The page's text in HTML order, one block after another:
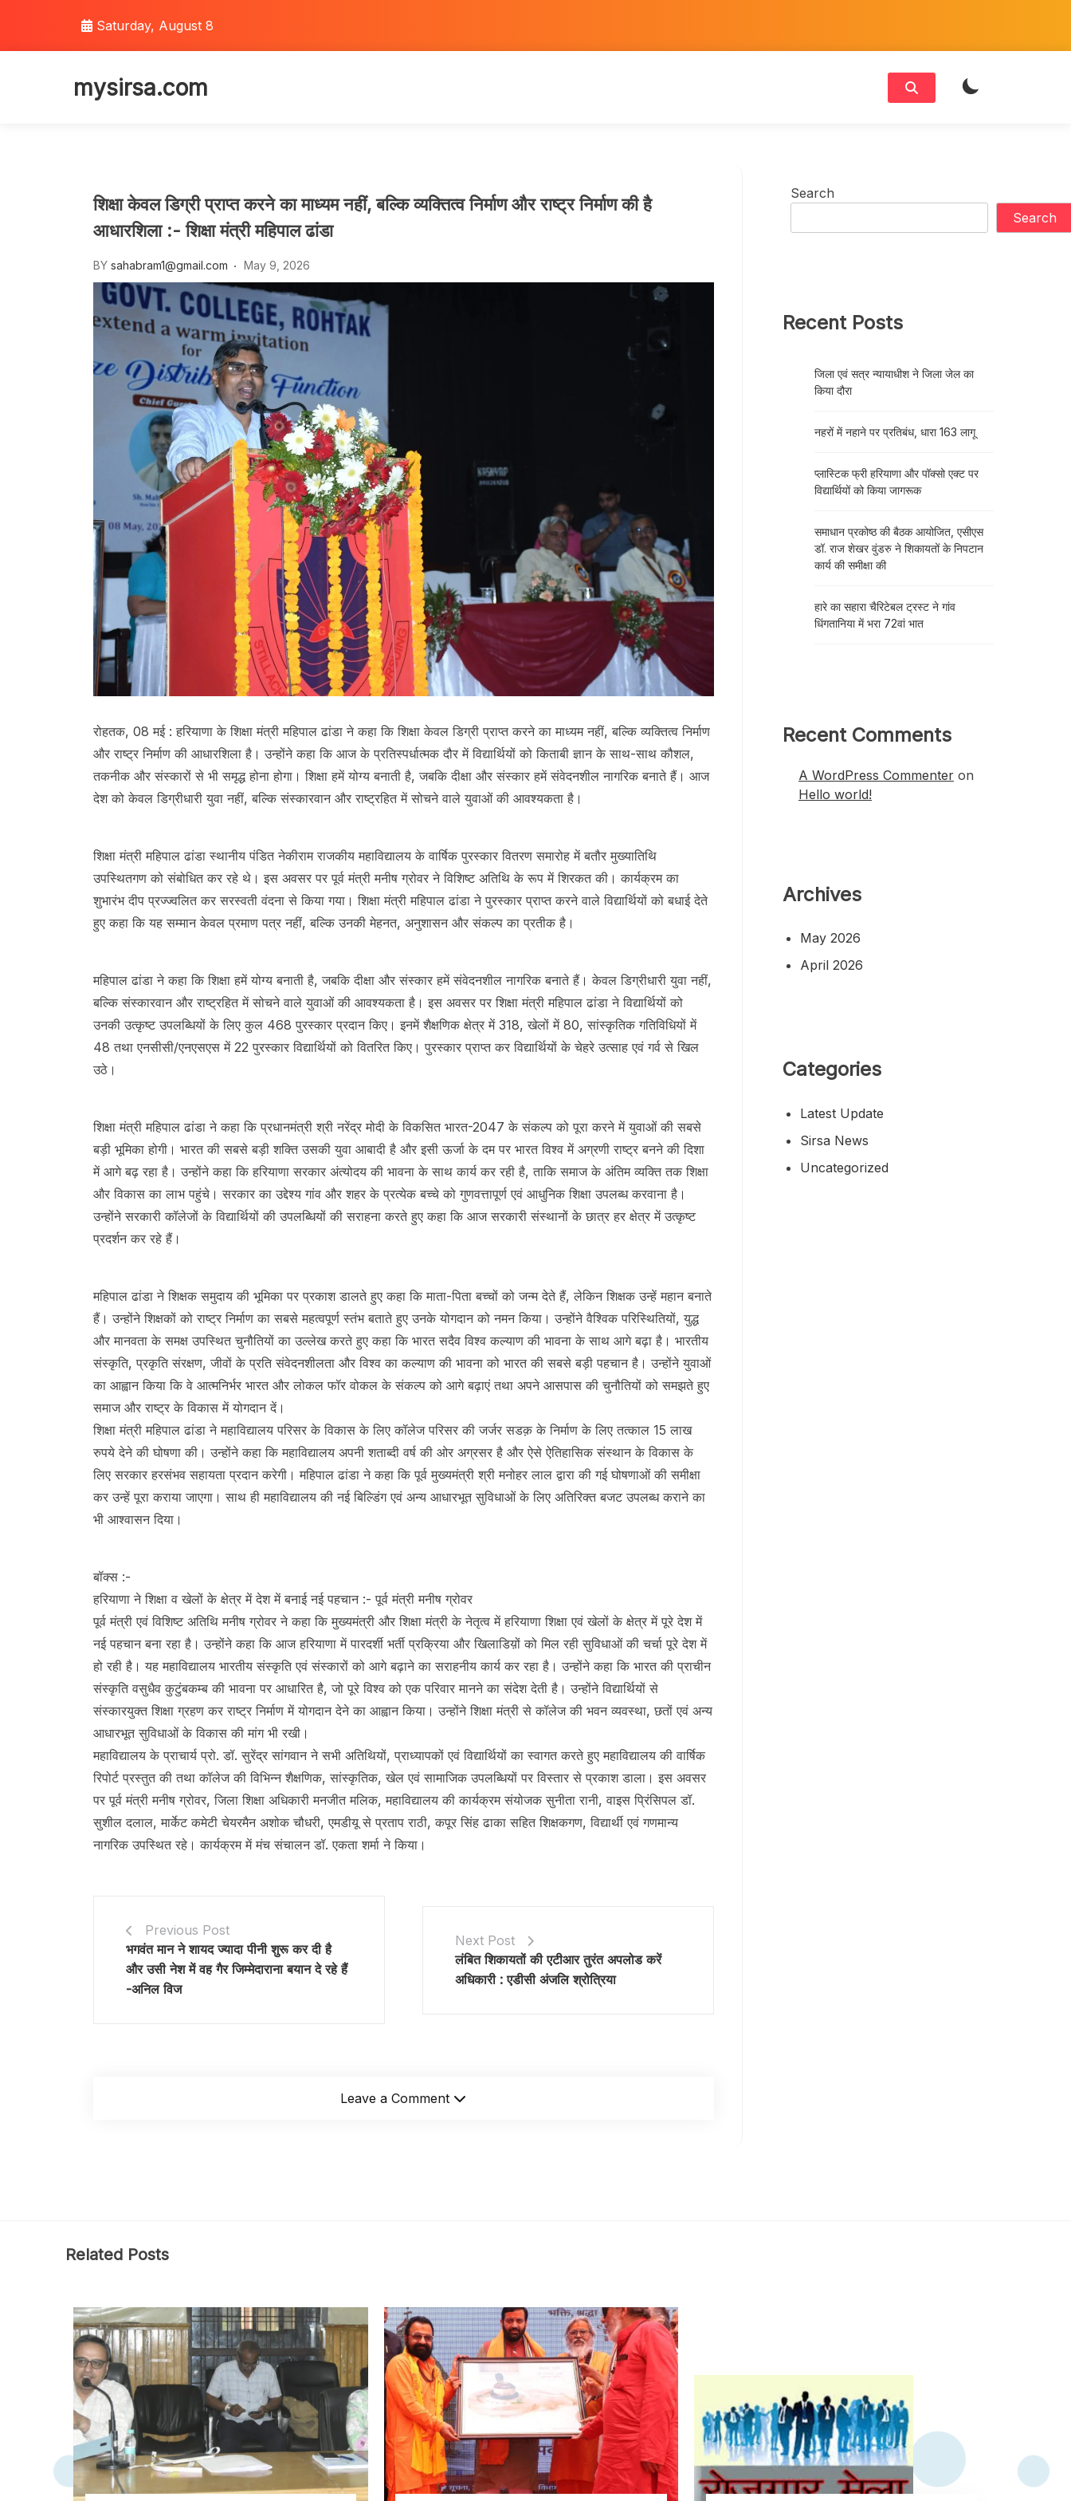
content
Saturday, August 8
mysirsa.com
शिक्षा केवल डिग्री प्राप्त करने का माध्यम नहीं, बल्कि व्यक्तित्व निर्माण और राष्ट्र निर्माण की है
आधारशिला :- शिक्षा मंत्री महिपाल ढांडा
BY sahabram1@gmail.com May 9, 2026
रोहतक, 08 मई : हरियाणा के शिक्षा मंत्री महिपाल ढांडा ने कहा कि शिक्षा केवल डिग्री प्राप्त करने का माध्यम नहीं, बल्कि व्यक्तित्व निर्माण
और राष्ट्र निर्माण की आधारशिला है। उन्होंने कहा कि आज के प्रतिस्पर्धात्मक दौर में विद्यार्थियों को किताबी ज्ञान के साथ-साथ कौशल,
तकनीक और संस्कारों से भी समृद्ध होना होगा। शिक्षा हमें योग्य बनाती है, जबकि दीक्षा और संस्कार हमें संवेदनशील नागरिक बनाते हैं। आज
देश को केवल डिग्रीधारी युवा नहीं, बल्कि संस्कारवान और राष्ट्रहित में सोचने वाले युवाओं की आवश्यकता है।
शिक्षा मंत्री महिपाल ढांडा स्थानीय पंडित नेकीराम राजकीय महाविद्यालय के वार्षिक पुरस्कार वितरण समारोह में बतौर मुख्यातिथि
उपस्थितगण को संबोधित कर रहे थे। इस अवसर पर पूर्व मंत्री मनीष ग्रोवर ने विशिष्ट अतिथि के रूप में शिरकत की। कार्यक्रम का
शुभारंभ दीप प्रज्ज्वलित कर सरस्वती वंदना से किया गया। शिक्षा मंत्री महिपाल ढांडा ने पुरस्कार प्राप्त करने वाले विद्यार्थियों को बधाई देते
हुए कहा कि यह सम्मान केवल प्रमाण पत्र नहीं, बल्कि उनकी मेहनत, अनुशासन और संकल्प का प्रतीक है।
महिपाल ढांडा ने कहा कि शिक्षा हमें योग्य बनाती है, जबकि दीक्षा और संस्कार हमें संवेदनशील नागरिक बनाते हैं। केवल डिग्रीधारी युवा नहीं,
बल्कि संस्कारवान और राष्ट्रहित में सोचने वाले युवाओं की आवश्यकता है। इस अवसर पर शिक्षा मंत्री महिपाल ढांडा ने विद्यार्थियों को
उनकी उत्कृष्ट उपलब्धियों के लिए कुल 468 पुरस्कार प्रदान किए। इनमें शैक्षणिक क्षेत्र में 318, खेलों में 80, सांस्कृतिक गतिविधियों में
48 तथा एनसीसी/एनएसएस में 22 पुरस्कार विद्यार्थियों को वितरित किए। पुरस्कार प्राप्त कर विद्यार्थियों के चेहरे उत्साह एवं गर्व से खिल
उठे।
शिक्षा मंत्री महिपाल ढांडा ने कहा कि प्रधानमंत्री श्री नरेंद्र मोदी के विकसित भारत-2047 के संकल्प को पूरा करने में युवाओं की सबसे
बड़ी भूमिका होगी। भारत की सबसे बड़ी शक्ति उसकी युवा आबादी है और इसी ऊर्जा के दम पर भारत विश्व में अग्रणी राष्ट्र बनने की दिशा
में आगे बढ़ रहा है। उन्होंने कहा कि हरियाणा सरकार अंत्योदय की भावना के साथ कार्य कर रही है, ताकि समाज के अंतिम व्यक्ति तक शिक्षा
और विकास का लाभ पहुंचे। सरकार का उद्देश्य गांव और शहर के प्रत्येक बच्चे को गुणवत्तापूर्ण एवं आधुनिक शिक्षा उपलब्ध करवाना है।
उन्होंने सरकारी कॉलेजों के विद्यार्थियों की उपलब्धियों की सराहना करते हुए कहा कि आज सरकारी संस्थानों के छात्र हर क्षेत्र में उत्कृष्ट
प्रदर्शन कर रहे हैं।
महिपाल ढांडा ने शिक्षक समुदाय की भूमिका पर प्रकाश डालते हुए कहा कि माता-पिता बच्चों को जन्म देते हैं, लेकिन शिक्षक उन्हें महान बनाते
हैं। उन्होंने शिक्षकों को राष्ट्र निर्माण का सबसे महत्वपूर्ण स्तंभ बताते हुए उनके योगदान को नमन किया। उन्होंने वैश्विक परिस्थितियों, युद्ध
और मानवता के समक्ष उपस्थित चुनौतियों का उल्लेख करते हुए कहा कि भारत सदैव विश्व कल्याण की भावना के साथ आगे बढ़ा है। भारतीय
संस्कृति, प्रकृति संरक्षण, जीवों के प्रति संवेदनशीलता और विश्व का कल्याण की भावना को भारत की सबसे बड़ी पहचान है। उन्होंने युवाओं
का आह्वान किया कि वे आत्मनिर्भर भारत और लोकल फॉर वोकल के संकल्प को आगे बढ़ाएं तथा अपने आसपास की चुनौतियों को समझते हुए
समाज और राष्ट्र के विकास में योगदान दें।
शिक्षा मंत्री महिपाल ढांडा ने महाविद्यालय परिसर के विकास के लिए कॉलेज परिसर की जर्जर सडक़ के निर्माण के लिए तत्काल 15 लाख
रुपये देने की घोषणा की। उन्होंने कहा कि महाविद्यालय अपनी शताब्दी वर्ष की ओर अग्रसर है और ऐसे ऐतिहासिक संस्थान के विकास के
लिए सरकार हरसंभव सहायता प्रदान करेगी। महिपाल ढांडा ने कहा कि पूर्व मुख्यमंत्री श्री मनोहर लाल द्वारा की गई घोषणाओं की समीक्षा
कर उन्हें पूरा कराया जाएगा। साथ ही महाविद्यालय की नई बिल्डिंग एवं अन्य आधारभूत सुविधाओं के लिए अतिरिक्त बजट उपलब्ध कराने का
भी आश्वासन दिया।
बॉक्स :-
हरियाणा ने शिक्षा व खेलों के क्षेत्र में देश में बनाई नई पहचान :- पूर्व मंत्री मनीष ग्रोवर
पूर्व मंत्री एवं विशिष्ट अतिथि मनीष ग्रोवर ने कहा कि मुख्यमंत्री और शिक्षा मंत्री के नेतृत्व में हरियाणा शिक्षा एवं खेलों के क्षेत्र में पूरे देश में
नई पहचान बना रहा है। उन्होंने कहा कि आज हरियाणा में पारदर्शी भर्ती प्रक्रिया और खिलाडिय़ों को मिल रही सुविधाओं की चर्चा पूरे देश में
हो रही है। यह महाविद्यालय भारतीय संस्कृति एवं संस्कारों को आगे बढ़ाने का सराहनीय कार्य कर रहा है। उन्होंने कहा कि भारत की प्राचीन
संस्कृति वसुधैव कुटुंबकम्ब की भावना पर आधारित है, जो पूरे विश्व को एक परिवार मानने का संदेश देती है। उन्होंने विद्यार्थियों से
संस्कारयुक्त शिक्षा ग्रहण कर राष्ट्र निर्माण में योगदान देने का आह्वान किया। उन्होंने शिक्षा मंत्री से कॉलेज की भवन व्यवस्था, छतों एवं अन्य
आधारभूत सुविधाओं के विकास की मांग भी रखी।
महाविद्यालय के प्राचार्य प्रो. डॉ. सुरेंद्र सांगवान ने सभी अतिथियों, प्राध्यापकों एवं विद्यार्थियों का स्वागत करते हुए महाविद्यालय की वार्षिक
रिपोर्ट प्रस्तुत की तथा कॉलेज की विभिन्न शैक्षणिक, सांस्कृतिक, खेल एवं सामाजिक उपलब्धियों पर विस्तार से प्रकाश डाला। इस अवसर
पर पूर्व मंत्री मनीष ग्रोवर, जिला शिक्षा अधिकारी मनजीत मलिक, महाविद्यालय की कार्यक्रम संयोजक सुनीता रानी, वाइस प्रिंसिपल डॉ.
सुशील दलाल, मार्केट कमेटी चेयरमैन अशोक चौधरी, एमडीयू से प्रताप राठी, कपूर सिंह ढाका सहित शिक्षकगण, विद्यार्थी एवं गणमान्य
नागरिक उपस्थित रहे। कार्यक्रम में मंच संचालन डॉ. एकता शर्मा ने किया।
Previous Post
भगवंत मान ने शायद ज्यादा पीनी शुरू कर दी है
और उसी नेश में वह गैर जिम्मेदाराना बयान दे रहे हैं
-अनिल विज
Next Post
लंबित शिकायतों की एटीआर तुरंत अपलोड करें
अधिकारी : एडीसी अंजलि श्रोत्रिया
Leave a Comment
Search
Search
Recent Posts
जिला एवं सत्र न्यायाधीश ने जिला जेल का
किया दौरा
नहरों में नहाने पर प्रतिबंध, धारा 163 लागू
प्लास्टिक फ्री हरियाणा और पॉक्सो एक्ट पर
विद्यार्थियों को किया जागरूक
समाधान प्रकोष्ठ की बैठक आयोजित, एसीएस
डॉ. राज शेखर वुंडरु ने शिकायतों के निपटान
कार्य की समीक्षा की
हारे का सहारा चैरिटेबल ट्रस्ट ने गांव
धिंगतानिया में भरा 72वां भात
Recent Comments
A WordPress Commenter on
Hello world!
Archives
May 2026
April 2026
Categories
Latest Update
Sirsa News
Uncategorized
Related Posts